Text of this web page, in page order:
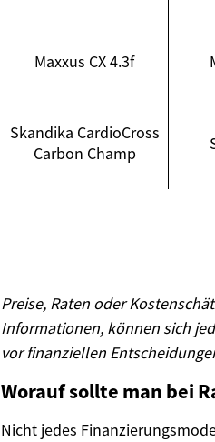
Maxxus CX 4.3f
Skandika CardioCross
Carbon Champ
Preise, Raten oder
Informationen, können sich
vor finanziellen
Worauf sollte man bei
Nicht jedes